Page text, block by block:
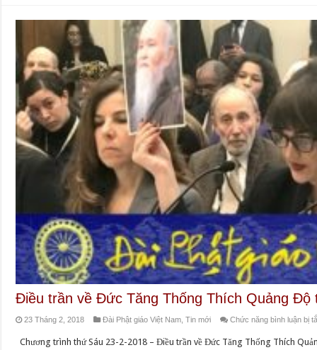
Điều trần về Đức Tăng Thống Thích Quảng Độ
23 Tháng 2, 2018 Đài Phật giáo Việt Nam ,Tin mới Chức năng bình luận bị
Chương trình thứ Sáu 23-2-2018 – Điều trần về Đức Tăng Thống Thích